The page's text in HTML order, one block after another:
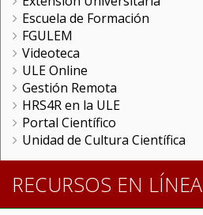
Escuela de Formación
FGULEM
Videoteca
ULE Online
Gestión Remota
HRS4R en la ULE
Portal Científico
Unidad de Cultura Científica
RECURSOS EN LÍNEA